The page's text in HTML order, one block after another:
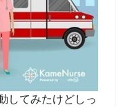
してみたけどしっ